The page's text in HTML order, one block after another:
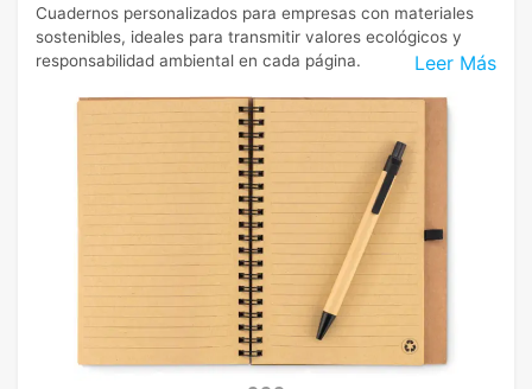
Leer Más
Cuadernos personalizados para empresas con materiales
sostenibles, ideales para transmitir valores ecológicos y
responsabilidad ambiental en cada página.